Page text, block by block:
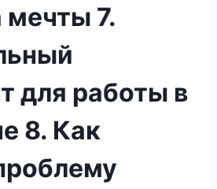
7.
для работы в
8. Как